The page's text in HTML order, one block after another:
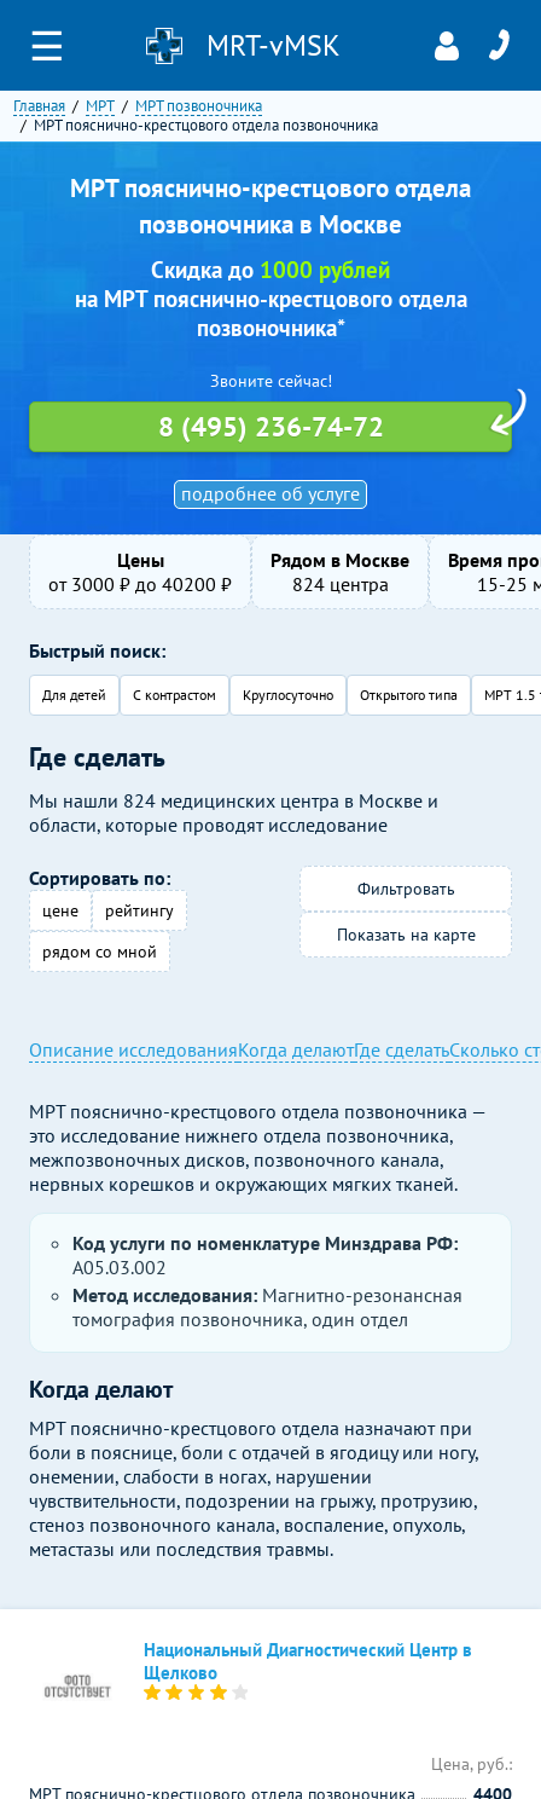
☰ MRT-vMSK
Главная МРТ
МРТ позвоночника
МРТ пояснично-крестцового отдела позвоночника
МРТ пояснично-крестцового отдела
позвоночника в Москве
подробнее об услуге
Скидка до 1000 рублей
на МРТ пояснично-крестцового отдела
позвоночника*
Звоните сейчас!
8 (495) 236-74-72
Цены
от 3000 ₽ до 40200 ₽
Рядом в Москве
824 центра
Время
15-25
Быстрый поиск:
Для детей С контрастом Круглосуточно Открытого типа МРТ 1.5
Где сделать
Мы нашли 824 медицинских центра в Москве и
области, которые проводят исследование
Сортировать по:
цене
рейтингу
рядом со мной
Фильтровать
Показать на карте
Описание исследованияКогда делаютГде сделатьСколько
МРТ пояснично-крестцового отдела позвоночника —
это исследование нижнего отдела позвоночника,
межпозвоночных дисков, позвоночного канала,
нервных корешков и окружающих мягких тканей.
Код услуги по номенклатуре Минздрава РФ:
A05.03.002
Метод исследования: Магнитно-резонансная
томография позвоночника, один отдел
Когда делают
МРТ пояснично-крестцового отдела назначают при
боли в пояснице, боли с отдачей в ягодицу или ногу,
онемении, слабости в ногах, нарушении
чувствительности, подозрении на грыжу, протрузию,
стеноз позвоночного канала, воспаление, опухоль,
метастазы или последствия травмы.
Национальный Диагностический Центр в
Щелково
Цена, руб.:
МРТ пояснично-крестцового отдела позвоночника
4400